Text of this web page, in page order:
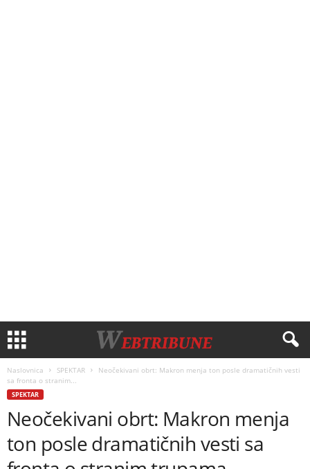
Naslovnica SPEKTAR
Neočekivani obrt: Makron menja ton posle dramatičnih vesti
sa fronta o stranim...
SPEKTAR
Neočekivani obrt: Makron menja
ton posle dramatičnih vesti sa